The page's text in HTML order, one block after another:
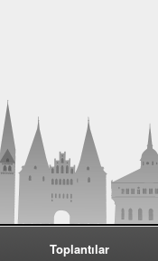
Toplantılar